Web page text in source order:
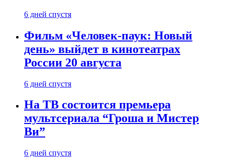
6 дней спустя
Фильм «Человек-паук: Новый
день» выйдет в кинотеатрах
России 20 августа
6 дней спустя
На ТВ состоится премьера
мультсериала “Гроша и Мистер
Ви”
6 дней спустя